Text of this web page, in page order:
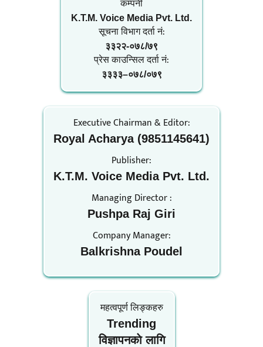
कम्पनी
K.T.M. Voice Media Pvt. Ltd.
सूचना विभाग दर्ता नं‍:
३३२२-०७८/७९
प्रेस काउन्सिल दर्ता नं‍:
३३३३–०७८/०७९
Executive Chairman & Editor:
Royal Acharya (9851145641)
Publisher:
K.T.M. Voice Media Pvt. Ltd.
Managing Director :
Pushpa Raj Giri
Company Manager:
Balkrishna Poudel
महत्वपूर्ण लिङ्कहरु
Trending
विज्ञापनकाे लागि